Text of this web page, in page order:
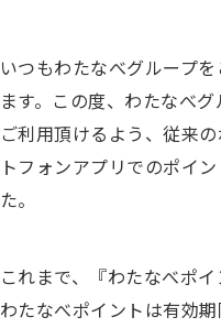
いつもわたなべグループ
ます。 この度、わたなべ
ご利用頂けるよう、従来
トフォンアプリでのポイ
た。
これまで、『わたなべポ
わたなべポイントは有効